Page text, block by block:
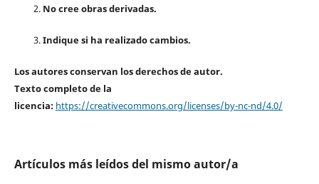
No cree obras derivadas.
Indique si ha realizado cambios.
Los autores conservan los derechos de autor.
Texto completo de la
licencia: https://creativecommons.org/licenses/by-nc-nd/4.0/
Artículos más leídos del mismo autor/a